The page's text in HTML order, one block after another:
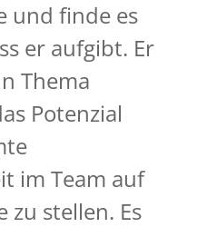
und finde es
er aufgibt. Er
Thema
Potenzial
im Team auf
zu stellen. Es